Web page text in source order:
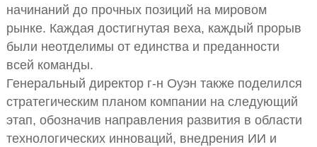
начинаний до прочных позиций на мировом
рынке. Каждая достигнутая веха, каждый прорыв
были неотделимы от единства и преданности
всей команды.
Генеральный директор г-н Оуэн также поделился
стратегическим планом компании на следующий
этап, обозначив направления развития в области
технологических инноваций, внедрения ИИ и